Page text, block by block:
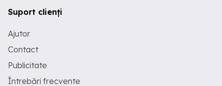
Suport clienți
Ajutor
Contact
Publicitate
Întrebări frecvente